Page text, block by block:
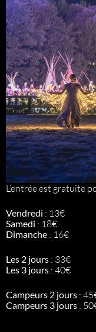
L’entrée est gratuite
Vendredi : 13€
Samedi : 18€
Dimanche : 16€
Les 2 jours : 33€
Les 3 jours : 40€
Campeurs 2 jours :
Campeurs 3 jours :